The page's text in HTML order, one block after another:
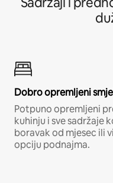
Dobro opremljeni
Potpuno opremljeni
kuhinju i sve sadržaje
boravak od mjesec ili
opciju podnajma.